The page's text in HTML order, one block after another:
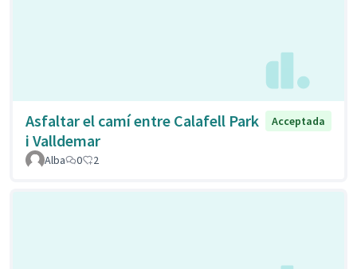
Asfaltar el camí entre Calafell Park
i Valldemar
Acceptada
Alba 0 2